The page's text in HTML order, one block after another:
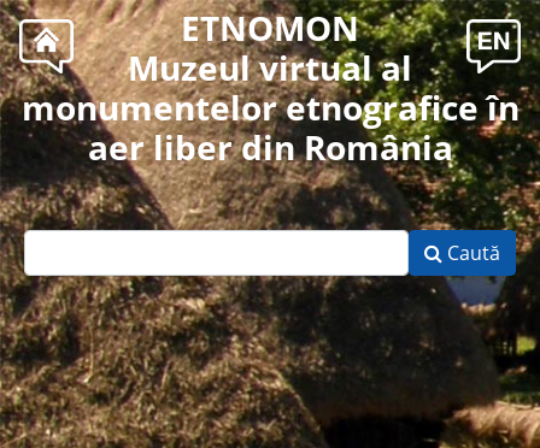
ETNOMON
Muzeul virtual al
monumentelor etnografice în
aer liber din România
Caută